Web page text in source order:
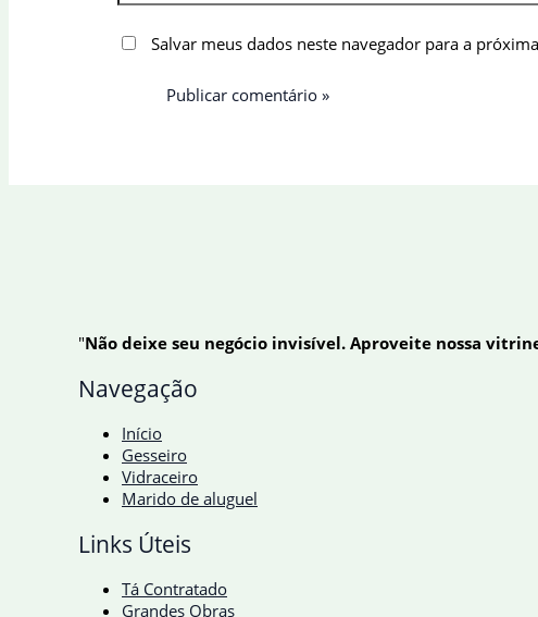
Salvar meus dados neste navegador para a
"Não deixe seu negócio invisível. Aproveite nossa
Navegação
Início
Gesseiro
Vidraceiro
Marido de aluguel
Links Úteis
Tá Contratado
Grandes Obras